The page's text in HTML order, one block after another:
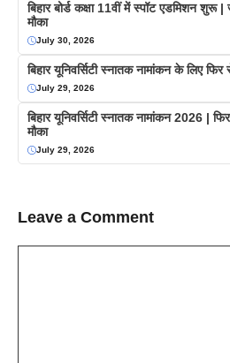
बिहार बोर्ड कक्षा 11वीं में स्पॉट एडमिशन
मौका
July 30, 2026
बिहार यूनिवर्सिटी स्नातक नामांकन के लिए
July 29, 2026
बिहार यूनिवर्सिटी स्नातक नामांकन 2026 |
मौका
July 29, 2026
Leave a Comment